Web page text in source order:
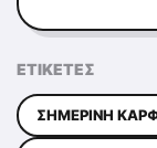
ΕΤΙΚΈΤΕΣ
ΣΗΜΕΡΙΝΉ